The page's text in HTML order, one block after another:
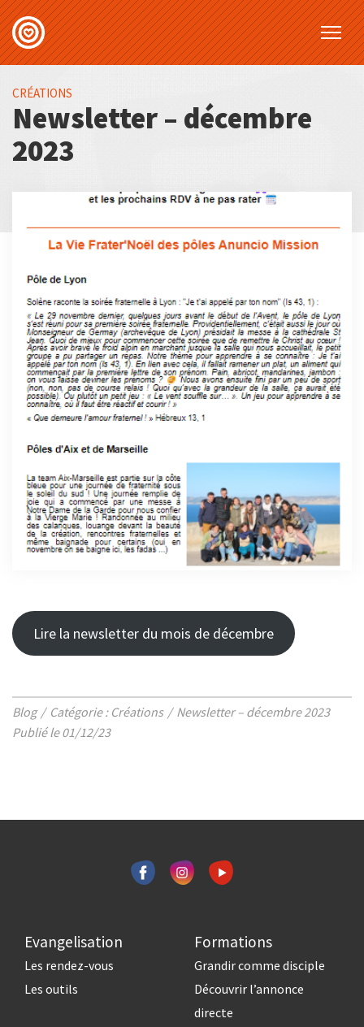
CRÉATIONS
Newsletter – décembre
2023
Lire la newsletter du mois de décembre
Blog Catégorie : Créations
Newsletter – décembre 2023
Publié le 01/12/23
Evangelisation
Les rendez-vous
Les outils
Formations
Grandir comme disciple
Découvrir l’annonce
directe